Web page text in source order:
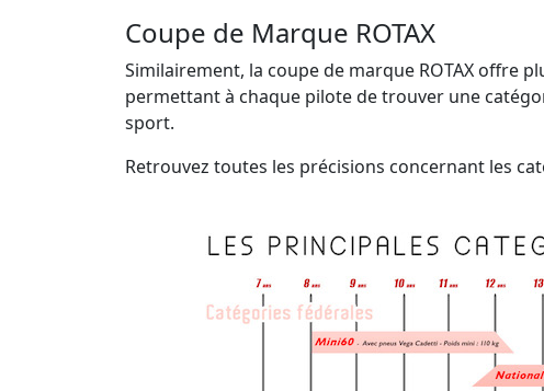
Coupe de Marque ROTAX
Similairement, la coupe de marque ROTAX offre
permettant à chaque pilote de trouver une
sport.
Retrouvez toutes les précisions concernant les